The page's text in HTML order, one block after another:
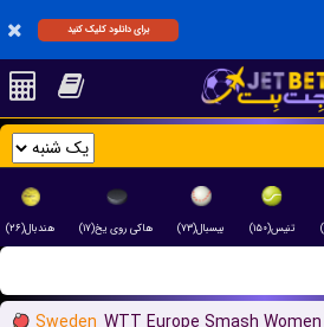
برای دانلود کلیک کنید
تنیس(۱۵۰) بیسبال(۷۳) هاکی روی یخ(۱۷) هندبال(۲۶)